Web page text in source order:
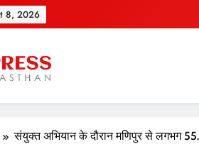
8, 2026
संयुक्त अभियान के दौरान मणिपुर से लगभग